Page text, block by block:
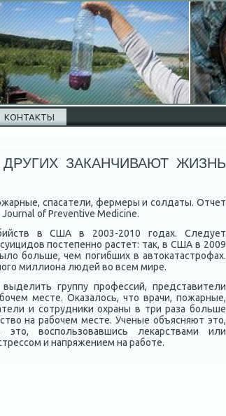
КОНТАКТЫ
ЗАКАНЧИВАЮТ ЖИЗНЬ
спасатели, фермеры и солдаты. Отчет
of Preventive Medicine.
в США в 2003-2010 годах. Следует
постепенно растет: так, в США в 2009
больше, чем погибших в автокатастрофах.
миллиона людей во всем мире.
группу профессий, представители
месте. Оказалось, что врачи, пожарные,
и сотрудники охраны в три раза больше
на рабочем месте. Ученые объясняют это,
воспользовавшись лекарствами или
и напряжением на работе.